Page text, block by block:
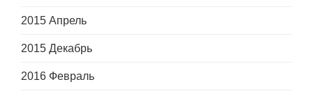
2015 Апрель
2015 Декабрь
2016 Февраль